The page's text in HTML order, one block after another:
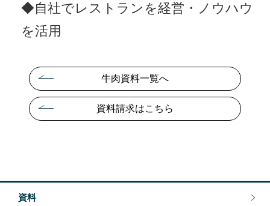
◆自社でレストランを経営・ノウハウ
を活用
牛肉資料一覧へ
資料請求はこちら
資料